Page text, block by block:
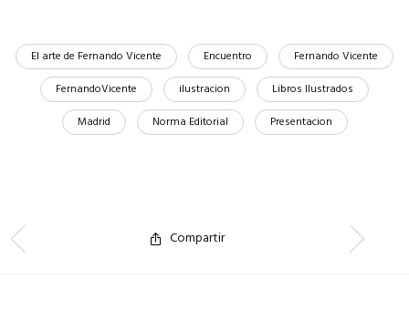
El arte de Fernando Vicente Encuentro
Fernando Vicente
FernandoVicente
ilustracion
Libros Ilustrados
Madrid
Norma Editorial Presentacion
Compartir